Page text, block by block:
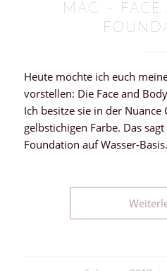
MAC – FACE
Heute möchte ich euch
vorstellen: Die Face and
Ich besitze sie in der Nuance
gelbstichigen Farbe. Das
Foundation auf Wasser-